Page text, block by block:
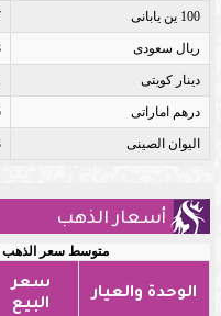
100 ين يابانى
ريال سعودى
دينار كويتى
درهم اماراتى
اليوان الصينى
أسعار الذهب
متوسط سعر الذهب
الوحدة والعيار
سعر
البيع